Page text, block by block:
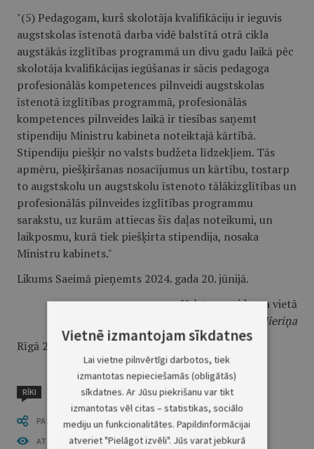
"(5) Pedagogam, kurš skolotāja kvalifikāciju ir ieguvis
augstskolas īstenotā darba vidē balstītā otrā cikla
augstākās izglītības programmā un divu gadu laikā pēc
skolotāja kvalifikācijas iegūšanas ir sācis pedagoga
profesionālās kompetences pilnveidi augstskolas
īstenotā izglītības programmā, profesionālās
kompetences pilnveides laikā ir tiesības saņemt
stipendiju Ministru kabineta noteiktajā kārtībā.
Stipendiju piešķir no valsts budžeta līdzekļiem. Tās
apmēru, piešķiršanas nosacījumus un kārtību, tostarp
to augstskolu un augstskolu īstenoto tālākizglītības un
profesionālās pilnveides izglītības programmu
sarakstu, uz kurām attiecas šīs daļas noteikumi, un
laikposmu, kurā tiek piešķirta stipendija, nosaka
Ministru kabinets."
Likums Saeimā pieņemts 2024. gada 20. jūnijā.
Valsts prezidenta vietā
D. Mieriņa
Rīgā 2024. gada 4. jūlijā
RĪKI
PASTĀSTI CITIEM
ATVĒRT PUBLIKĀCIJU (PDF)
Vietnē izmantojam sīkdatnes
Lai vietne pilnvērtīgi darbotos, tiek
izmantotas nepieciešamās (obligātās)
sīkdatnes. Ar Jūsu piekrišanu var tikt
izmantotas vēl citas – statistikas, sociālo
mediju un funkcionalitātes. Papildinformācijai
atveriet "Pielāgot izvēli". Jūs varat jebkurā